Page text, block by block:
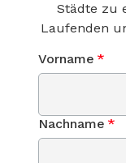
Städte zu
Laufenden
Vorname *
Nachname *